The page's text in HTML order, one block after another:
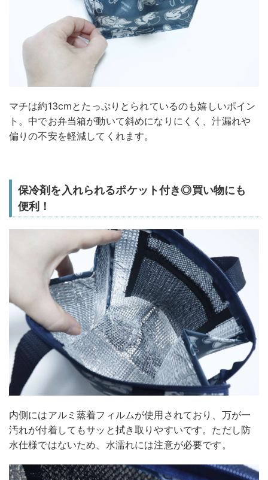
マチは約13cmとたっぷりとられているのも嬉しいポイン
ト。中でお弁当箱が動いて斜めになりにくく、汁漏れや
偏りの不安を軽減してくれます。
保冷剤を入れられるポケット付き◎買い物にも
便利！
内側にはアルミ蒸着フィルムが使用されており、万が一
汚れが付着してもサッと拭き取りやすいです。ただし防
水仕様ではないため、水濡れには注意が必要です。